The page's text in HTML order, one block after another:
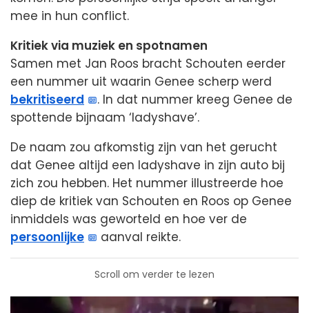
mee in hun conflict.
Kritiek via muziek en spotnamen
Samen met Jan Roos bracht Schouten eerder
een nummer uit waarin Genee scherp werd
bekritiseerd
. In dat nummer kreeg Genee de
spottende bijnaam ‘ladyshave’.
De naam zou afkomstig zijn van het gerucht
dat Genee altijd een ladyshave in zijn auto bij
zich zou hebben. Het nummer illustreerde hoe
diep de kritiek van Schouten en Roos op Genee
inmiddels was geworteld en hoe ver de
persoonlijke
aanval reikte.
Scroll om verder te lezen